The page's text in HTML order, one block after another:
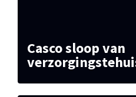
Casco sloop van